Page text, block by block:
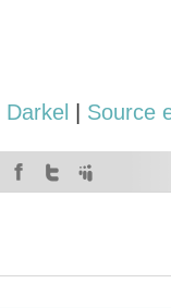
Darkel Source